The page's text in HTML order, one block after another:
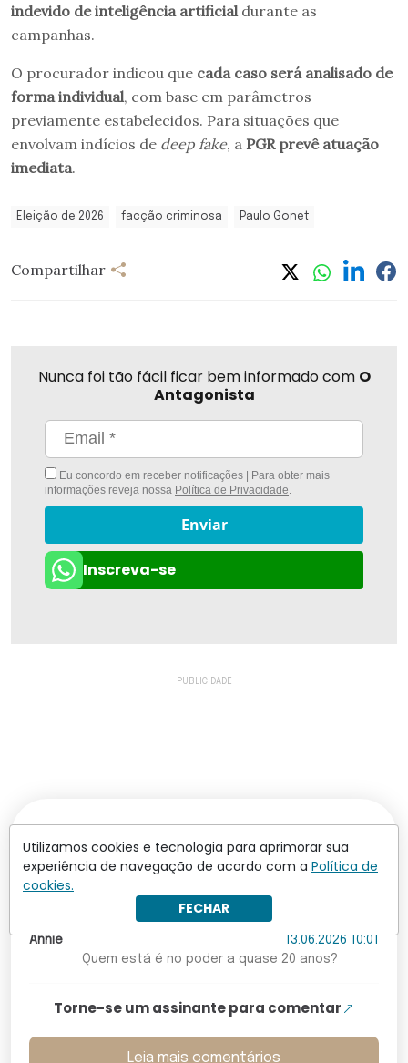
indevido de inteligência artificial durante as
campanhas.
O procurador indicou que cada caso será analisado de
forma individual, com base em parâmetros
previamente estabelecidos. Para situações que
envolvam indícios de deep fake, a PGR prevê atuação
imediata.
Eleição de 2026 facção criminosa Paulo Gonet
Compartilhar
Nunca foi tão fácil ficar bem informado com O
Antagonista
Eu concordo em receber notificações | Para obter mais
informações reveja nossa Política de Privacidade.
Enviar
Inscreva-se
Os comentários não representam a opinião do site; a
responsabilidade pelo conteúdo postado é do autor da
mensagem.
Comentários (1)
Annie
13.06.2026 10:01
Quem está é no poder a quase 20 anos?
Torne-se um assinante para comentar
Leia mais comentários
Utilizamos cookies e tecnologia para aprimorar sua
experiência de navegação de acordo com a Política de
cookies.
FECHAR